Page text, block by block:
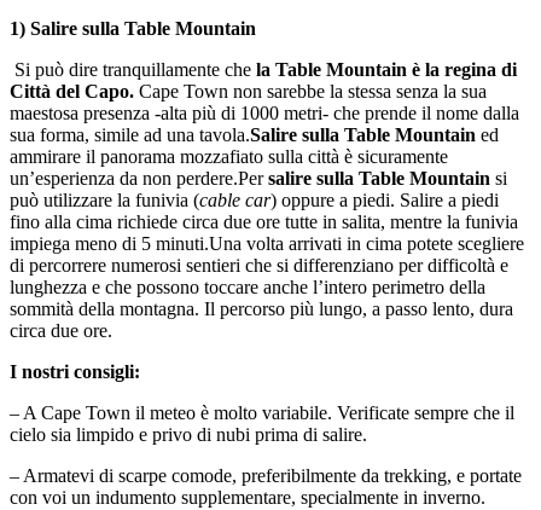
1) Salire sulla Table Mountain
Si può dire tranquillamente che la Table Mountain è la regina di
Città del Capo. Cape Town non sarebbe la stessa senza la sua
maestosa presenza -alta più di 1000 metri- che prende il nome dalla
sua forma, simile ad una tavola.Salire sulla Table Mountain ed
ammirare il panorama mozzafiato sulla città è sicuramente
un’esperienza da non perdere.Persalire sulla Table Mountain si
può utilizzare la funivia (cable car) oppure a piedi. Salire a piedi
fino alla cima richiede circa due ore tutte in salita, mentre la funivia
impiega meno di 5 minuti.Una volta arrivati in cima potete scegliere
di percorrere numerosi sentieri che si differenziano per difficoltà e
lunghezza e che possono toccare anche l’intero perimetro della
sommità della montagna. Il percorso più lungo, a passo lento, dura
circa due ore.
I nostri consigli:
– A Cape Town il meteo è molto variabile. Verificate sempre che il
cielo sia limpido e privo di nubi prima di salire.
– Armatevi di scarpe comode, preferibilmente da trekking, e portate
con voi un indumento supplementare, specialmente in inverno.